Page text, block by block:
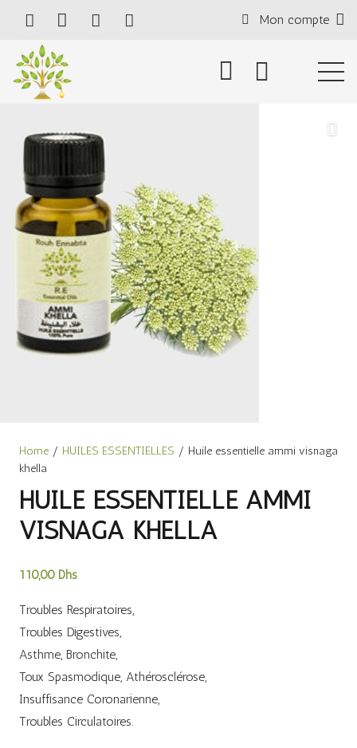
Mon compte
Home / HUILES ESSENTIELLES / Huile essentielle ammi visnaga
khella
HUILE ESSENTIELLE AMMI
VISNAGA KHELLA
110,00 Dhs
Troubles Respiratoires,
Troubles Digestives,
Asthme, Bronchite,
Toux Spasmodique, Athérosclérose,
Insuffisance Coronarienne,
Troubles Circulatoires.